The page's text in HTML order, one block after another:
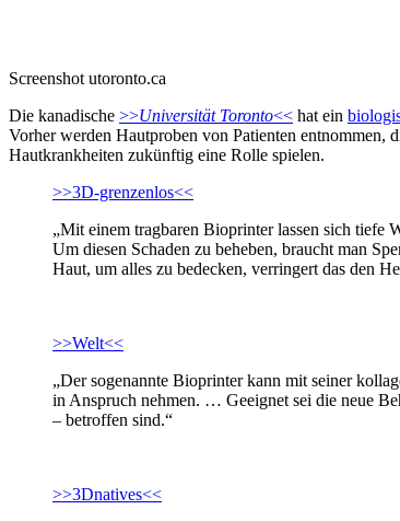
Screenshot utoronto.ca
Die kanadische >>Universität Toronto<< hat ein
Vorher werden Hautproben von Patienten entnommen,
Hautkrankheiten zukünftig eine Rolle spielen.
>>3D-grenzenlos<<
„Mit einem tragbaren Bioprinter lassen sich tiefe
Um diesen Schaden zu beheben, braucht man
Haut, um alles zu bedecken, verringert das den
>>Welt<<
„Der sogenannte Bioprinter kann mit seiner
in Anspruch nehmen. … Geeignet sei die neue
– betroffen sind.“
>>3Dnatives<<